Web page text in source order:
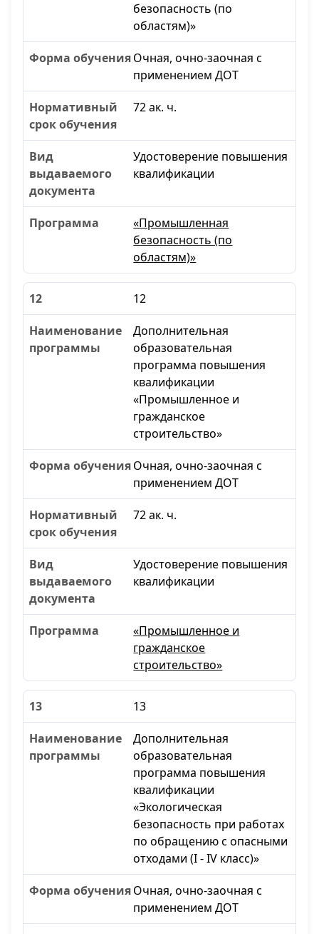
безопасность (по
областям)»
Очная, очно-заочная с
применением ДОТ
72 ак. ч.
Удостоверение повышения
квалификации
«Промышленная
безопасность (по
областям)»
12
Дополнительная
образовательная
программа повышения
квалификации
«Промышленное и
гражданское
строительство»
Очная, очно-заочная с
применением ДОТ
72 ак. ч.
Удостоверение повышения
квалификации
«Промышленное и
гражданское
строительство»
13
Дополнительная
образовательная
программа повышения
квалификации
«Экологическая
безопасность при работах
по обращению с опасными
отходами (I - IV класс)»
Очная, очно-заочная с
применением ДОТ